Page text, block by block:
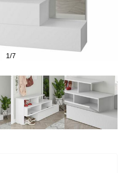
1/7